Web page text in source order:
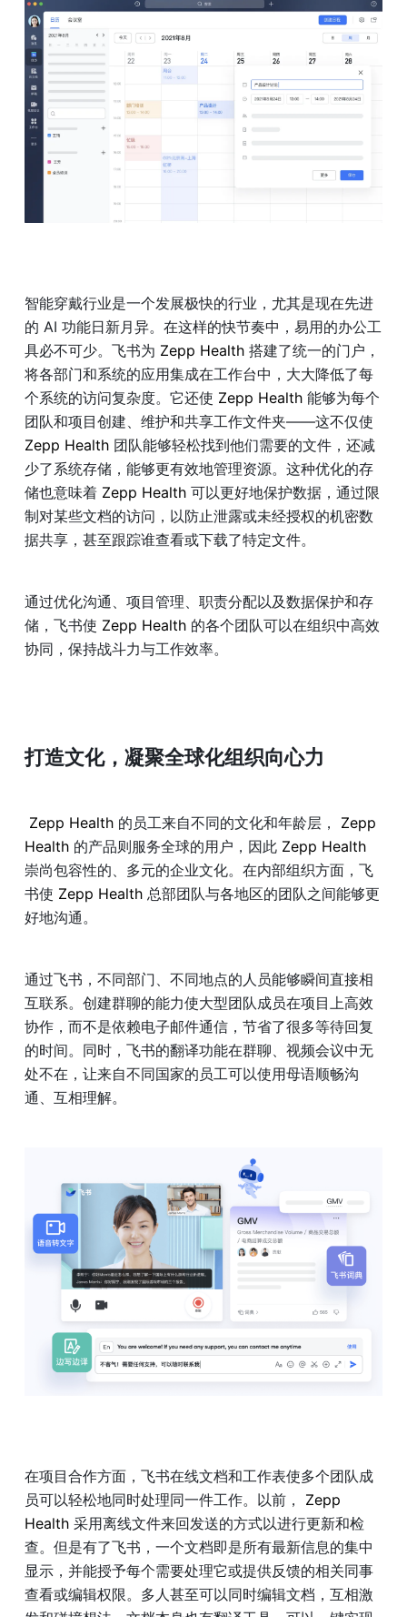
智能穿戴行业是一个发展极快的行业，尤其是现在先进
的 AI 功能日新月异。在这样的快节奏中，易用的办公工
具必不可少。飞书为 Zepp Health 搭建了统一的门户，
将各部门和系统的应用集成在工作台中，大大降低了每
个系统的访问复杂度。它还使 Zepp Health 能够为每个
团队和项目创建、维护和共享工作文件夹——这不仅使
Zepp Health 团队能够轻松找到他们需要的文件，还减
少了系统存储，能够更有效地管理资源。这种优化的存
储也意味着 Zepp Health 可以更好地保护数据，通过限
制对某些文档的访问，以防止泄露或未经授权的机密数
据共享，甚至跟踪谁查看或下载了特定文件。
通过优化沟通、项目管理、职责分配以及数据保护和存
储，飞书使 Zepp Health 的各个团队可以在组织中高效
协同，保持战斗力与工作效率。
打造文化，凝聚全球化组织向心力
Zepp Health 的员工来自不同的文化和年龄层，
Zepp
Health 的产品则服务全球的用户，因此
崇尚包容性的、多元的企业文化。在内部组织方面，飞
书使 Zepp Health 总部团队与各地区的团队之间能够更
好地沟通。
通过飞书，不同部门、不同地点的人员能够瞬间直接相
互联系。创建群聊的能力使大型团队成员在项目上高效
协作，而不是依赖电子邮件通信，节省了很多等待回复
的时间。同时，飞书的翻译功能在群聊、视频会议中无
处不在，让来自不同国家的员工可以使用母语顺畅沟
通、互相理解。
在项目合作方面，飞书在线文档和工作表使多个团队成
员可以轻松地同时处理同一件工作。以前，
Zepp
Health 采用离线文件来回发送的方式以进行更新和检
查。但是有了飞书，一个文档即是所有最新信息的集中
显示，并能授予每个需要处理它或提供反馈的相关同事
查看或编辑权限。多人甚至可以同时编辑文档，互相激